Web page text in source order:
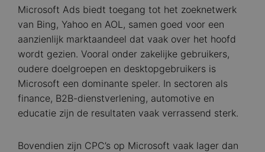
Microsoft Ads biedt toegang tot het zoeknetwerk
van Bing, Yahoo en AOL, samen goed voor een
aanzienlijk marktaandeel dat vaak over het hoofd
wordt gezien. Vooral onder zakelijke gebruikers,
oudere doelgroepen en desktopgebruikers is
Microsoft een dominante speler. In sectoren als
finance, B2B-dienstverlening, automotive en
educatie zijn de resultaten vaak verrassend sterk.
Bovendien zijn CPC’s op Microsoft vaak lager dan